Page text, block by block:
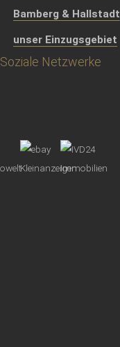
Bamberg & Hallstadt
unser Einzugsgebiet
Soziale Netzwerke